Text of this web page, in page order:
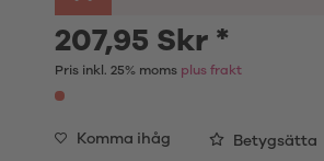
207,95 Skr *
Pris inkl. 25% moms plus frakt
Komma ihåg Betygsätta